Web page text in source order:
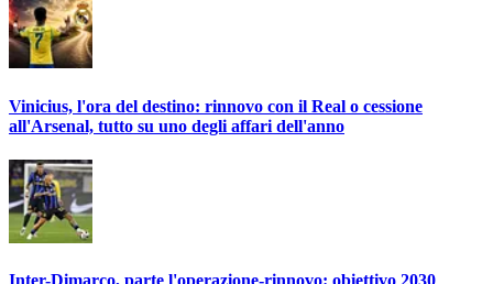
Vinicius, l'ora del destino: rinnovo con il Real o cessione
all'Arsenal, tutto su uno degli affari dell'anno
Inter-Dimarco, parte l'operazione-rinnovo: obiettivo 2030